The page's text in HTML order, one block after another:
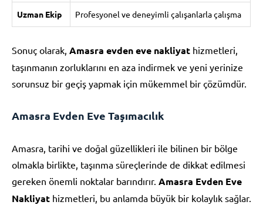
Uzman Ekip Profesyonel ve deneyimli çalışanlarla çalışma
Sonuç olarak, Amasra evden eve nakliyat hizmetleri,
taşınmanın zorluklarını en aza indirmek ve yeni yerinize
sorunsuz bir geçiş yapmak için mükemmel bir çözümdür.
Amasra Evden Eve Taşımacılık
Amasra, tarihi ve doğal güzellikleri ile bilinen bir bölge
olmakla birlikte, taşınma süreçlerinde de dikkat edilmesi
gereken önemli noktalar barındırır. Amasra Evden Eve
Nakliyat hizmetleri, bu anlamda büyük bir kolaylık sağlar.